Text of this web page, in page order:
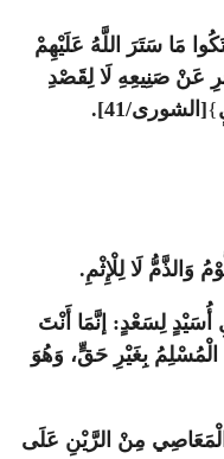
مَا سَتَرَ اللَّهُ عَلَيْهِمْ
عَنْ صَنِيعِهِ لَا لِقَصْدِ
}[الشورى/41].
وَالذَّمُّ لَا لِلْإِثْمِ.
لِسَعْدٍ: إنَّمَا أَنْتَ
بِغَيْرِ حَقٍّ، وَهُوَ
الْمَعَاصِي مِنْ الرَّيْنِ عَلَى